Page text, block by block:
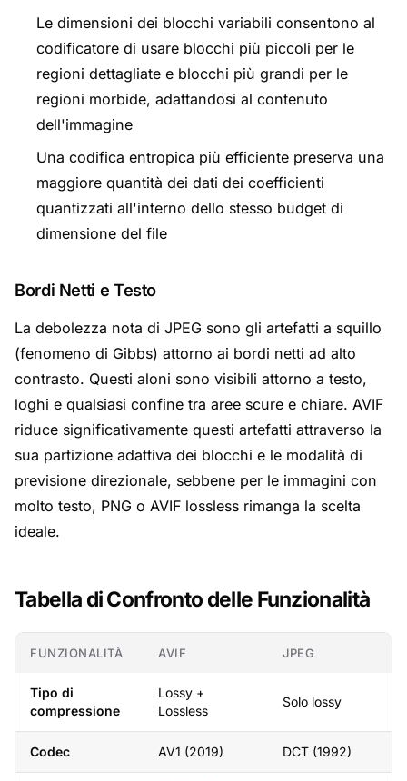
Le dimensioni dei blocchi variabili consentono al
codificatore di usare blocchi più piccoli per le
regioni dettagliate e blocchi più grandi per le
regioni morbide, adattandosi al contenuto
dell'immagine
Una codifica entropica più efficiente preserva una
maggiore quantità dei dati dei coefficienti
quantizzati all'interno dello stesso budget di
dimensione del file
Bordi Netti e Testo
La debolezza nota di JPEG sono gli artefatti a squillo
(fenomeno di Gibbs) attorno ai bordi netti ad alto
contrasto. Questi aloni sono visibili attorno a testo,
loghi e qualsiasi confine tra aree scure e chiare. AVIF
riduce significativamente questi artefatti attraverso la
sua partizione adattiva dei blocchi e le modalità di
previsione direzionale, sebbene per le immagini con
molto testo, PNG o AVIF lossless rimanga la scelta
ideale.
Tabella di Confronto delle Funzionalità
FUNZIONALITÀ AVIF JPEG
Tipo di
compressione
Lossy +
Lossless
Solo lossy
Codec AV1 (2019) DCT (1992)